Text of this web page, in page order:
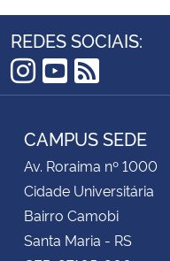
REDES SOCIAIS:
Instagram
YouTube
RSS
CAMPUS SEDE
Av. Roraima nº 1000
Cidade Universitária
Bairro Camobi
Santa Maria - RS